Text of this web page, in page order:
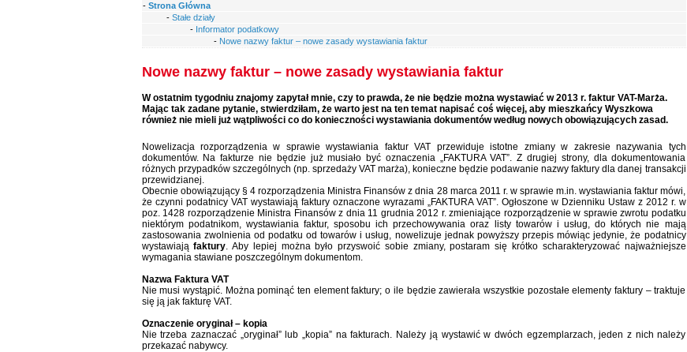
- Strona Główna
- Stałe działy
- Informator podatkowy
- Nowe nazwy faktur – nowe zasady wystawiania faktur
Nowe nazwy faktur – nowe zasady wystawiania faktur
W ostatnim tygodniu znajomy zapytał mnie, czy to prawda, że nie będzie można wystawiać w 2013 r. faktur VAT-Marża.
Mając tak zadane pytanie, stwierdziłam, że warto jest na ten temat napisać coś więcej, aby mieszkańcy Wyszkowa
również nie mieli już wątpliwości co do konieczności wystawiania dokumentów według nowych obowiązujących zasad.
Nowelizacja rozporządzenia w sprawie wystawiania faktur VAT przewiduje istotne zmiany w zakresie nazywania tych
dokumentów. Na fakturze nie będzie już musiało być oznaczenia „FAKTURA VAT”. Z drugiej strony, dla dokumentowania
różnych przypadków szczególnych (np. sprzedaży VAT marża), konieczne będzie podawanie nazwy faktury dla danej transakcji
przewidzianej.
Obecnie obowiązujący § 4 rozporządzenia Ministra Finansów z dnia 28 marca 2011 r. w sprawie m.in. wystawiania faktur mówi,
że czynni podatnicy VAT wystawiają faktury oznaczone wyrazami „FAKTURA VAT”. Ogłoszone w Dzienniku Ustaw z 2012 r. w
poz. 1428 rozporządzenie Ministra Finansów z dnia 11 grudnia 2012 r. zmieniające rozporządzenie w sprawie zwrotu podatku
niektórym podatnikom, wystawiania faktur, sposobu ich przechowywania oraz listy towarów i usług, do których nie mają
zastosowania zwolnienia od podatku od towarów i usług, nowelizuje jednak powyższy przepis mówiąc jedynie, że podatnicy
wystawiająfaktury. Aby lepiej można było przyswoić sobie zmiany, postaram się krótko scharakteryzować najważniejsze
wymagania stawiane poszczególnym dokumentom.
Nazwa Faktura VAT
Nie musi wystąpić. Można pominąć ten element faktury; o ile będzie zawierała wszystkie pozostałe elementy faktury – traktuje
się ją jak fakturę VAT.
Oznaczenie oryginał – kopia
Nie trzeba zaznaczać „oryginał” lub „kopia” na fakturach. Należy ją wystawić w dwóch egzemplarzach, jeden z nich należy
przekazać nabywcy.